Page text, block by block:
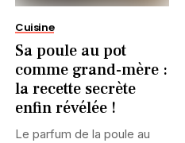
Cuisine
Sa poule au pot
comme grand-mère :
la recette secrète
enfin révélée !
Le parfum de la poule au